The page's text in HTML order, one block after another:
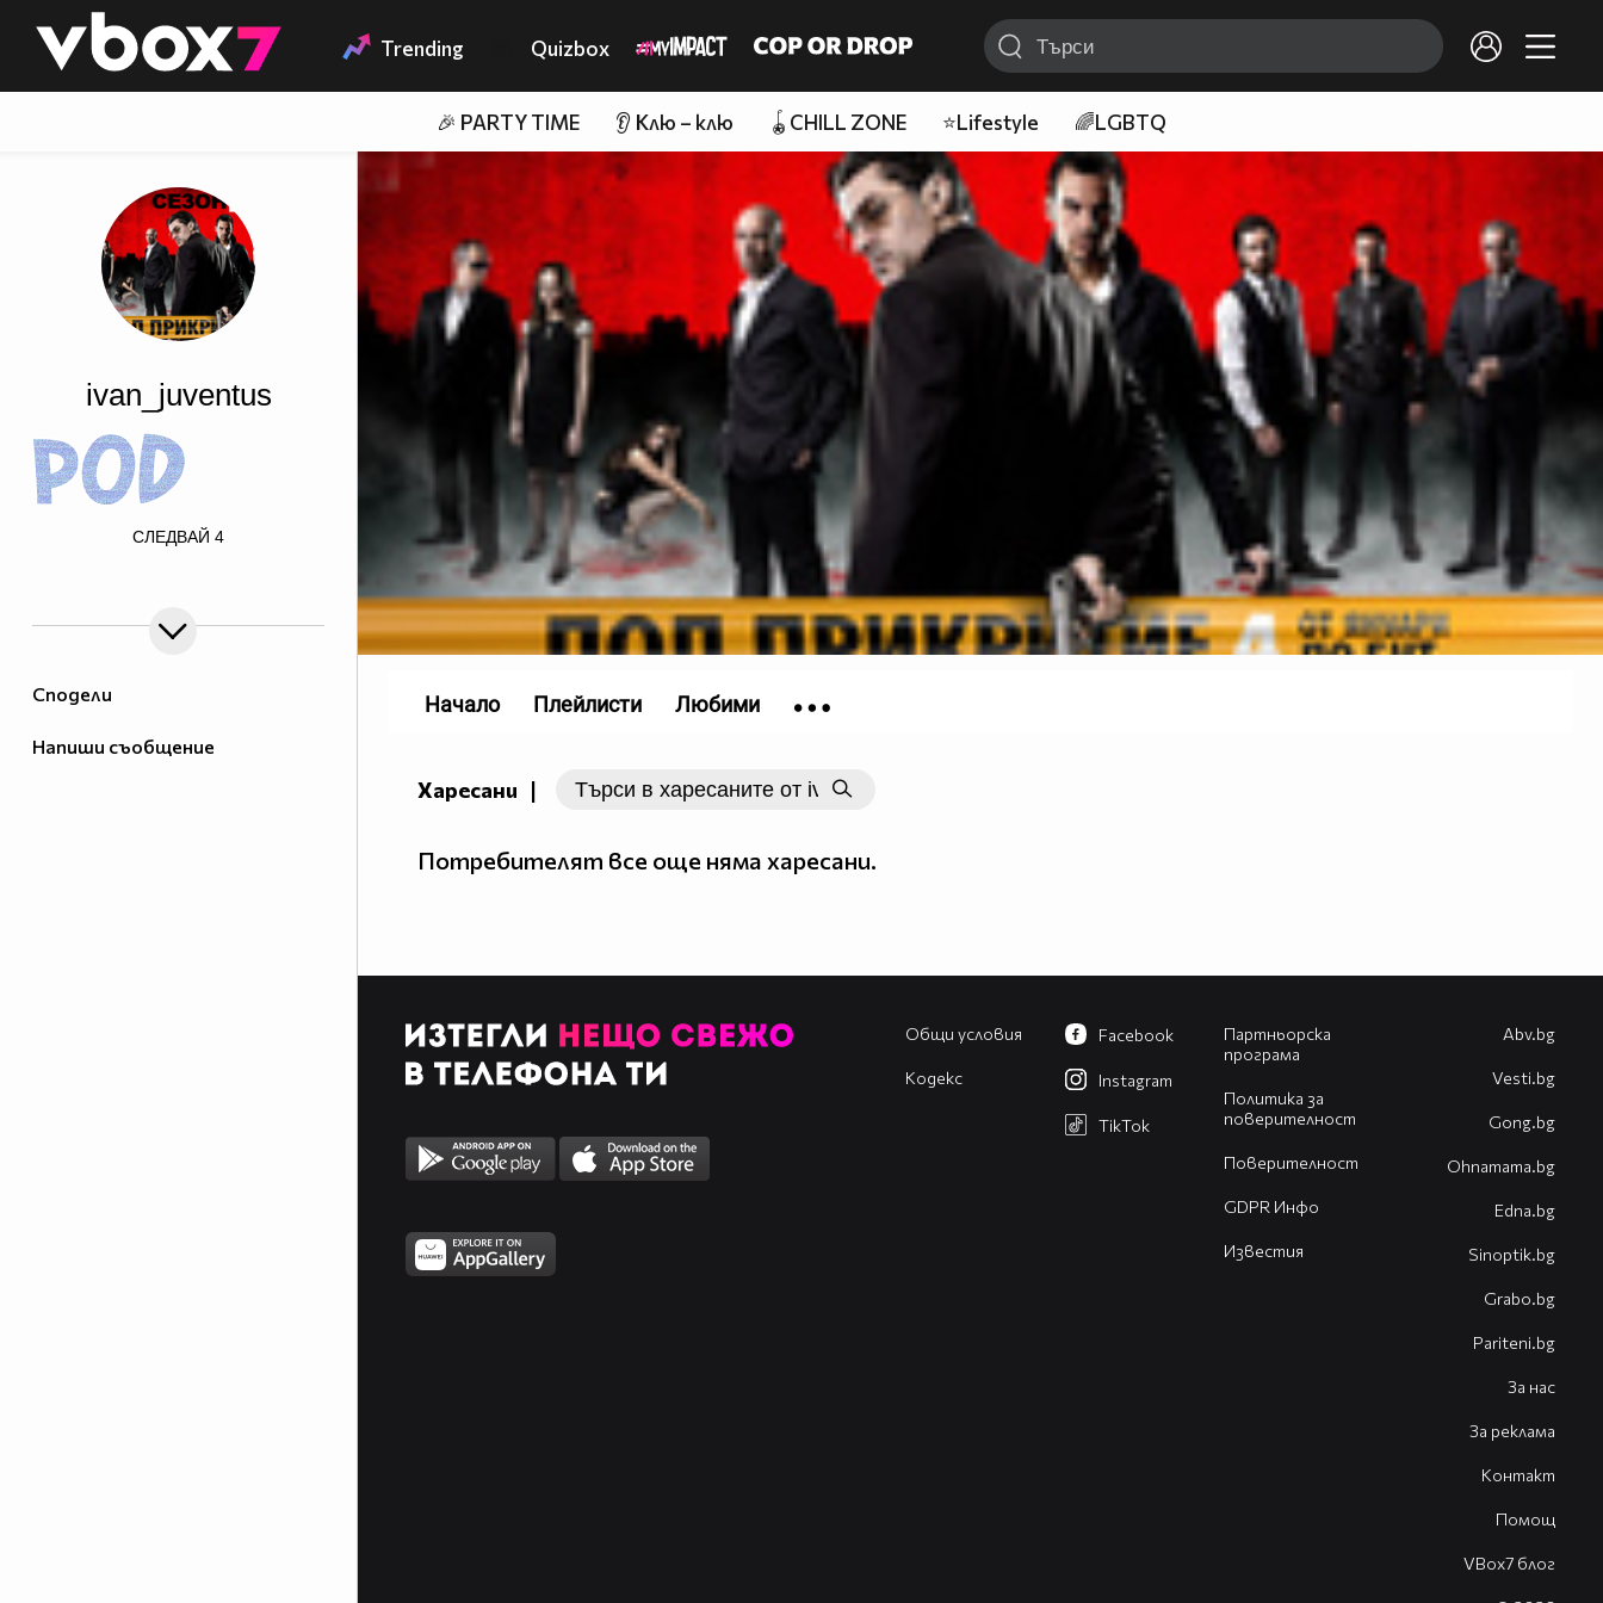
👾 Trending Quizbox
🎉 PARTY TIME 👂 Клю – клю 🪀CHILL ZONE ⭐Lifestyle 🌈LGBTQ
Сподели
Напиши съобщение
ivan_juventus
src="http://dl3.glitter-
СЛЕДВАЙ 4
Харесани |
Потребителят все още няма харесани.
Начало Плейлисти Любими
Общи условия
Кодекс
Партньорска
програма
Политика за
поверителност
Поверителност
GDPR Инфо
Известия
Facebook
Instagram
TikTok
Abv.bg
Vesti.bg
Gong.bg
Оhnamama.bg
Edna.bg
Sinoptik.bg
Grabo.bg
Pariteni.bg
За нас
За реклама
Контакт
Помощ
VBox7 блог